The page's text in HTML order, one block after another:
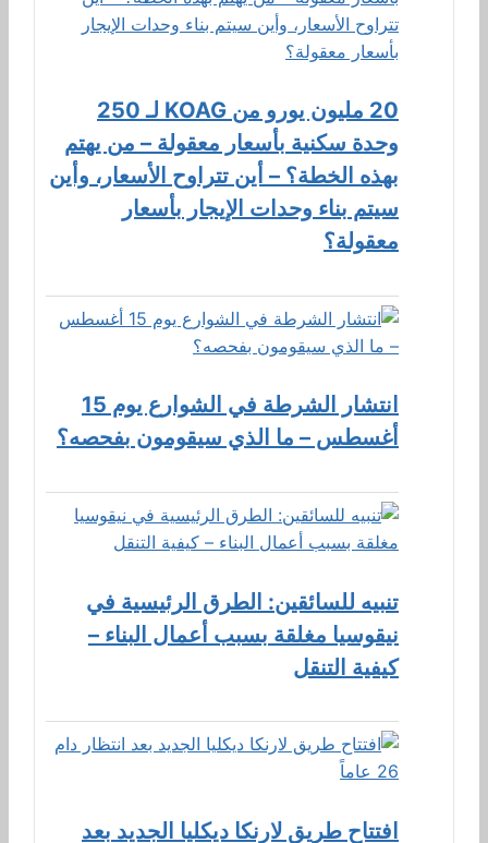
20 مليون يورو من KOAG لـ 250
وحدة سكنية بأسعار معقولة – من يهتم
بهذه الخطة؟ – أين تتراوح الأسعار، وأين
سيتم بناء وحدات الإيجار بأسعار
معقولة؟
انتشار الشرطة في الشوارع يوم 15
أغسطس – ما الذي سيقومون بفحصه؟
تنبيه للسائقين: الطرق الرئيسية في
نيقوسيا مغلقة بسبب أعمال البناء –
كيفية التنقل
افتتاح طريق لارنكا ديكليا الجديد بعد